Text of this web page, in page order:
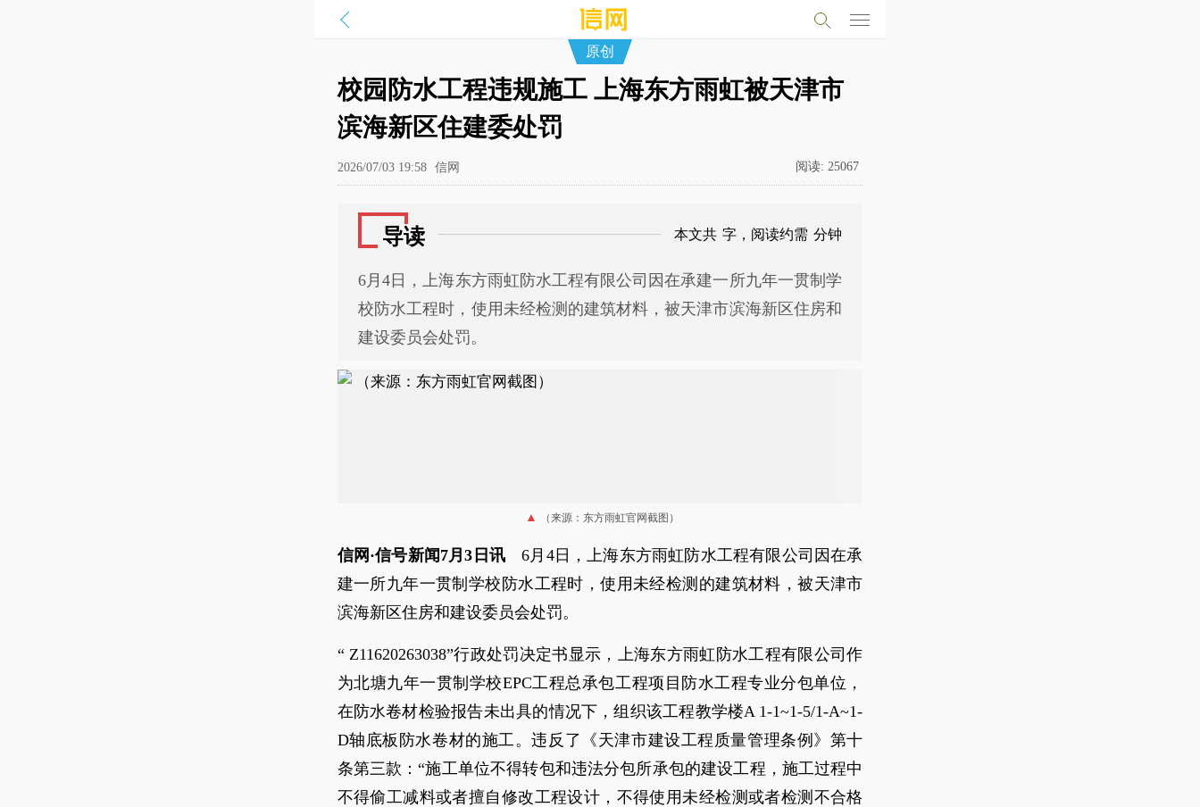
原创
校园防水工程违规施工 上海东方雨虹被天津市
滨海新区住建委处罚
2026/07/03 19:58 信网 阅读: 25067
导读 本文共 字，阅读约需 分钟
6月4日，上海东方雨虹防水工程有限公司因在承建一所九年一贯制学
校防水工程时，使用未经检测的建筑材料，被天津市滨海新区住房和
建设委员会处罚。
（来源：东方雨虹官网截图）
信网·信号新闻7月3日讯 6月4日，上海东方雨虹防水工程有限公司因在承
建一所九年一贯制学校防水工程时，使用未经检测的建筑材料，被天津市
滨海新区住房和建设委员会处罚。
“ Z11620263038”行政处罚决定书显示，上海东方雨虹防水工程有限公司作
为北塘九年一贯制学校EPC工程总承包工程项目防水工程专业分包单位，
在防水卷材检验报告未出具的情况下，组织该工程教学楼A 1-1~1-5/1-A~1-
D轴底板防水卷材的施工。违反了《天津市建设工程质量管理条例》第十
条第三款：“施工单位不得转包和违法分包所承包的建设工程，施工过程中
不得偷工减料或者擅自修改工程设计，不得使用未经检测或者检测不合格